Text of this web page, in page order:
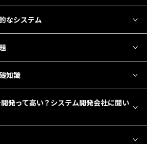
なシステム
知識
開発って高い？システム開発会社に聞い